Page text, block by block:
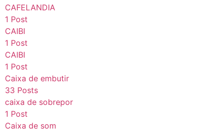
CAFELANDIA
1 Post
CAIBI
1 Post
CAIBI
1 Post
Caixa de embutir
33 Posts
caixa de sobrepor
1 Post
Caixa de som